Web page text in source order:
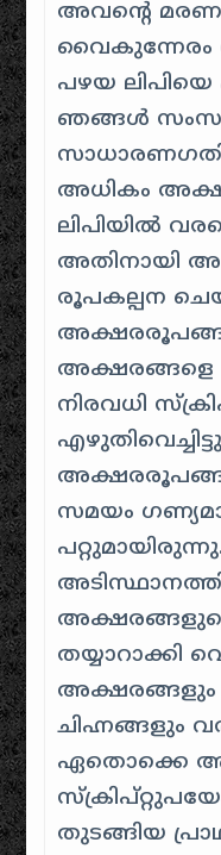
അവന്റെ
വൈകുന്നേരം
പഴയ ലിപിയെ
ഞങ്ങൾ
അധികം
ലിപിയിൽ
അതിനായി
രൂപകല്പന
അക്ഷരങ്ങളെ
നിരവധി
സമയം
തയ്യാറാക്കി
ചിഹ്നങ്ങളും
ഏതൊക്കെ
തുടങ്ങിയ